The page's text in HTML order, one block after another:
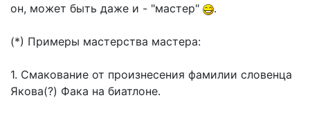
он, может быть даже и - "мастер"
.
(*) Примеры мастерства мастера:
1. Смакование от произнесения фамилии словенца
Якова(?) Фака на биатлоне.